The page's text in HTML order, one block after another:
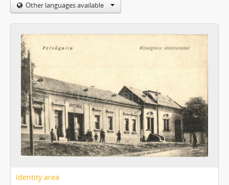
Other languages available
Identity area